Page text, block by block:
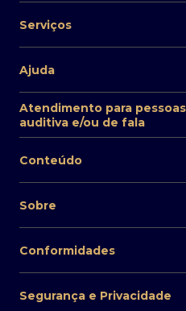
Serviços
Ajuda
Atendimento para
auditiva e/ou de fala
Conteúdo
Sobre
Conformidades
Segurança e Privacidade